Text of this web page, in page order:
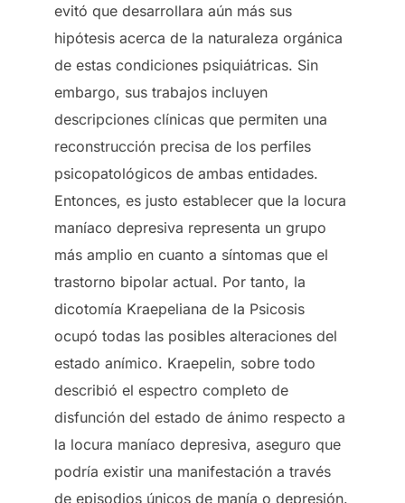
evitó que desarrollara aún más sus
hipótesis acerca de la naturaleza orgánica
de estas condiciones psiquiátricas. Sin
embargo, sus trabajos incluyen
descripciones clínicas que permiten una
reconstrucción precisa de los perfiles
psicopatológicos de ambas entidades.
Entonces, es justo establecer que la locura
maníaco depresiva representa un grupo
más amplio en cuanto a síntomas que el
trastorno bipolar actual. Por tanto, la
dicotomía Kraepeliana de la Psicosis
ocupó todas las posibles alteraciones del
estado anímico. Kraepelin, sobre todo
describió el espectro completo de
disfunción del estado de ánimo respecto a
la locura maníaco depresiva, aseguro que
podría existir una manifestación a través
de episodios únicos de manía o depresión.